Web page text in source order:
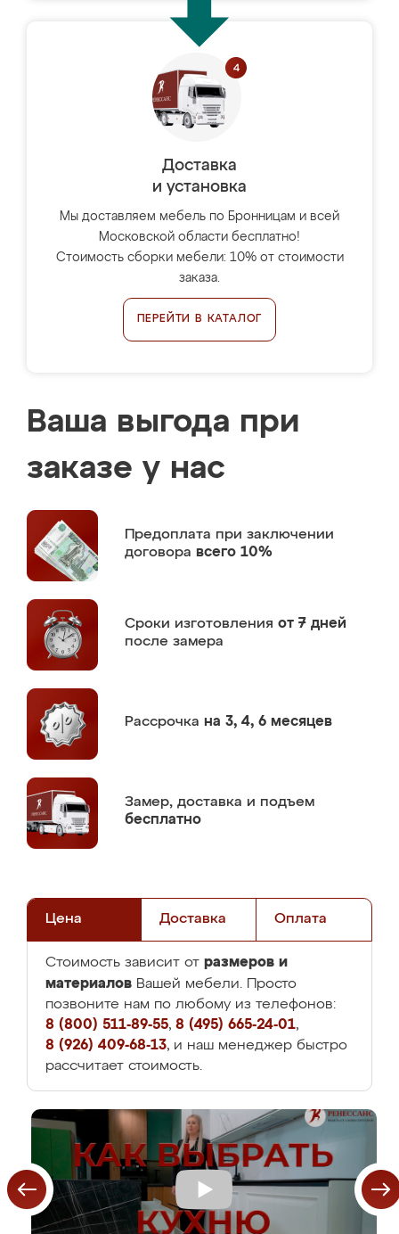
Доставка
и установка
Мы доставляем мебель по Бронницам и всей
Московской области бесплатно!
Стоимость сборки мебели: 10% от стоимости
заказа.
ПЕРЕЙТИ В КАТАЛОГ
Ваша выгода при
заказе у нас
Предоплата при заключении
договора всего 10%
Сроки изготовления от 7 дней
после замера
Рассрочка на 3, 4, 6 месяцев
Замер, доставка и подъем
бесплатно
Цена Доставка Оплата
Стоимость зависит от размеров и
материалов Вашей мебели. Просто
позвоните нам по любому из телефонов:
8 (800) 511-89-55, 8 (495) 665-24-01,
8 (926) 409-68-13, и наш менеджер быстро
рассчитает стоимость.